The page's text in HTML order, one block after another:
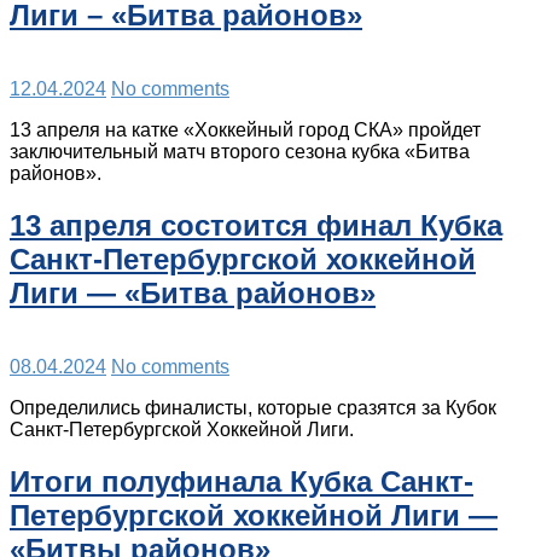
Лиги – «Битва районов»
12.04.2024 No comments
13 апреля на катке «Хоккейный город СКА» пройдет
заключительный матч второго сезона кубка «Битва
районов».
13 апреля состоится финал Кубка
Санкт-Петербургской хоккейной
Лиги — «Битва районов»
08.04.2024 No comments
Определились финалисты, которые сразятся за Кубок
Санкт-Петербургской Хоккейной Лиги.
Итоги полуфинала Кубка Санкт-
Петербургской хоккейной Лиги —
«Битвы районов»